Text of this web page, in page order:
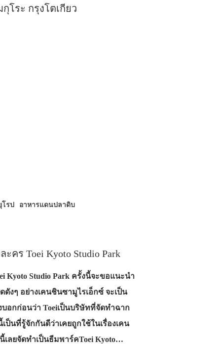
โระ กรุงโตเกียว
โรป อาหารแดนปลาดิบ
ร Toei Kyoto Studio Park
Studio Park ครั้งนี้จะขอแนะนำ
งๆ อย่างเคนชินซามูไรเอ็กซ์ จะเป็น
อกก่อนว่า Toeiเป็นบริษัทที่จัดทำฉาก
นที่รู้จักกันดีว่าเคยถูกใช้ในเรื่องเคน
ลยจัดทำเป็นธีมพาร์คToei Kyoto…